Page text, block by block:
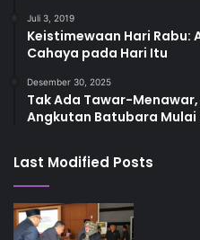
Juli 3, 2019
Keistimewaan Hari Rabu:
Cahaya pada Hari Itu
Desember 30, 2025
Tak Ada Tawar-
Angkutan Batubara Mulai
Last Modified Posts